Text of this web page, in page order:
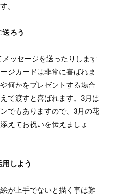
。
ろう
ッセージを送ったりします
ジカードは非常に喜ばれま
何かをプレゼントする場合
て渡すと喜ばれます。3月は
でもありますので、3月の花
えてお祝いを伝えましょ
しよう
が上手でないと描く事は難